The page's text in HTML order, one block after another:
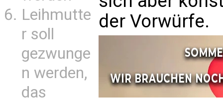
Leihmutte
r soll
gezwunge
n werden,
das
der Vorwürfe.